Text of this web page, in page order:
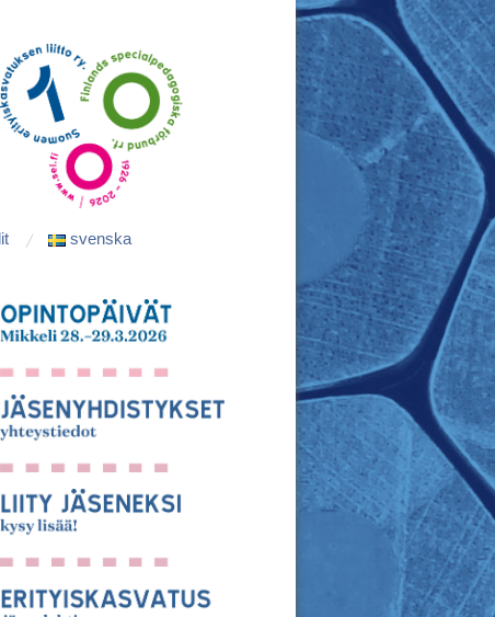
svenska